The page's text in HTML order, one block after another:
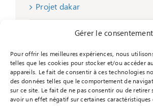
Gérer le consentement
Pour offrir les meilleures expériences, nous
telles que les cookies pour stocker et/ou accéder
appareils. Le fait de consentir à ces technologies
des données telles que le comportement de
sur ce site. Le fait de ne pas consentir ou de
avoir un effet négatif sur certaines
Projet dakar
Remise de chèques